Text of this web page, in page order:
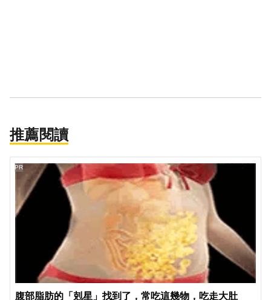
推薦閱讀
腹部脂肪的「剋星」找到了，常吃這幾物，吃走大肚
PR